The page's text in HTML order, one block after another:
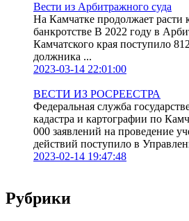
Вести из Арбитражного суда
На Камчатке продолжает расти
банкротстве В 2022 году в
Камчатского края поступило
должника ...
2023-03-14 22:01:00
ВЕСТИ ИЗ РОСРЕЕСТРА
Федеральная служба
кадастра и картографии по
000 заявлений на проведение
действий поступило в
2023-02-14 19:47:48
Рубрики